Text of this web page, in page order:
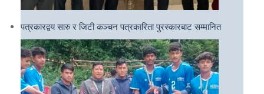
पत्रकारद्वय सारु र जिटी कञ्चन पत्रकारिता पुरस्कारबाट सम्मानित